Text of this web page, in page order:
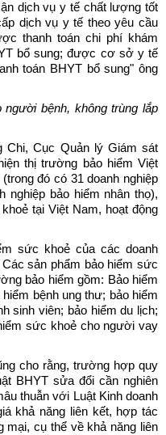
dịch vụ y tế chất lượng tốt
dịch vụ y tế theo yêu cầu
thanh toán chi phí khám
bổ sung; được cơ sở y tế
toán BHYT bổ sung" ông
bệnh, không trùng lắp
Chi, Cục Quản lý Giám sát
thị trường bảo hiểm Việt
đó có 31 doanh nghiệp
nghiệp bảo hiểm nhân thọ),
tại Việt Nam, hoạt động
sức khoẻ của các doanh
sản phẩm bảo hiểm sức
bảo hiểm gồm: Bảo hiểm
bệnh ung thư; bảo hiểm
sinh viên; bảo hiểm du lịch;
sức khoẻ cho người vay
cho rằng, trường hợp quy
BHYT sửa đổi cần nghiên
thuẫn với Luật Kinh doanh
khả năng liên kết, hợp tác
cụ thể về khả năng liên